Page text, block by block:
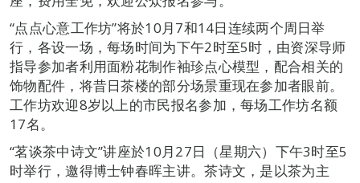
“点点心意工作坊”将於10月7和14日连续两个周日举
行，各设一场，每场时间为下午2时至5时，由资深导师
指导参加者利用面粉花制作袖珍点心模型，配合相关的
饰物配件，将昔日茶楼的部分场景重现在参加者眼前。
工作坊欢迎8岁以上的市民报名参加，每场工作坊名额
17名。
“茗谈茶中诗文”讲座於10月27日（星期六）下午3时至5
时举行，邀得博士钟春晖主讲。茶诗文，是以茶为主